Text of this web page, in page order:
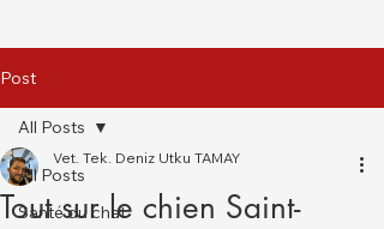
Post
All Posts
Santé du chat
All Posts
Tout sur le chien Saint-
Vet. Tek. Deniz Utku TAMAY